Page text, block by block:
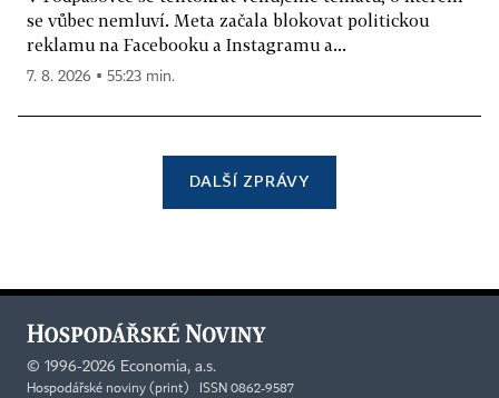
se vůbec nemluví. Meta začala blokovat politickou
reklamu na Facebooku a Instagramu a...
7. 8. 2026 ▪ 55:23 min.
DALŠÍ ZPRÁVY
© 1996-2026 Economia, a.s.
Hospodářské noviny (print) ISSN 0862-9587